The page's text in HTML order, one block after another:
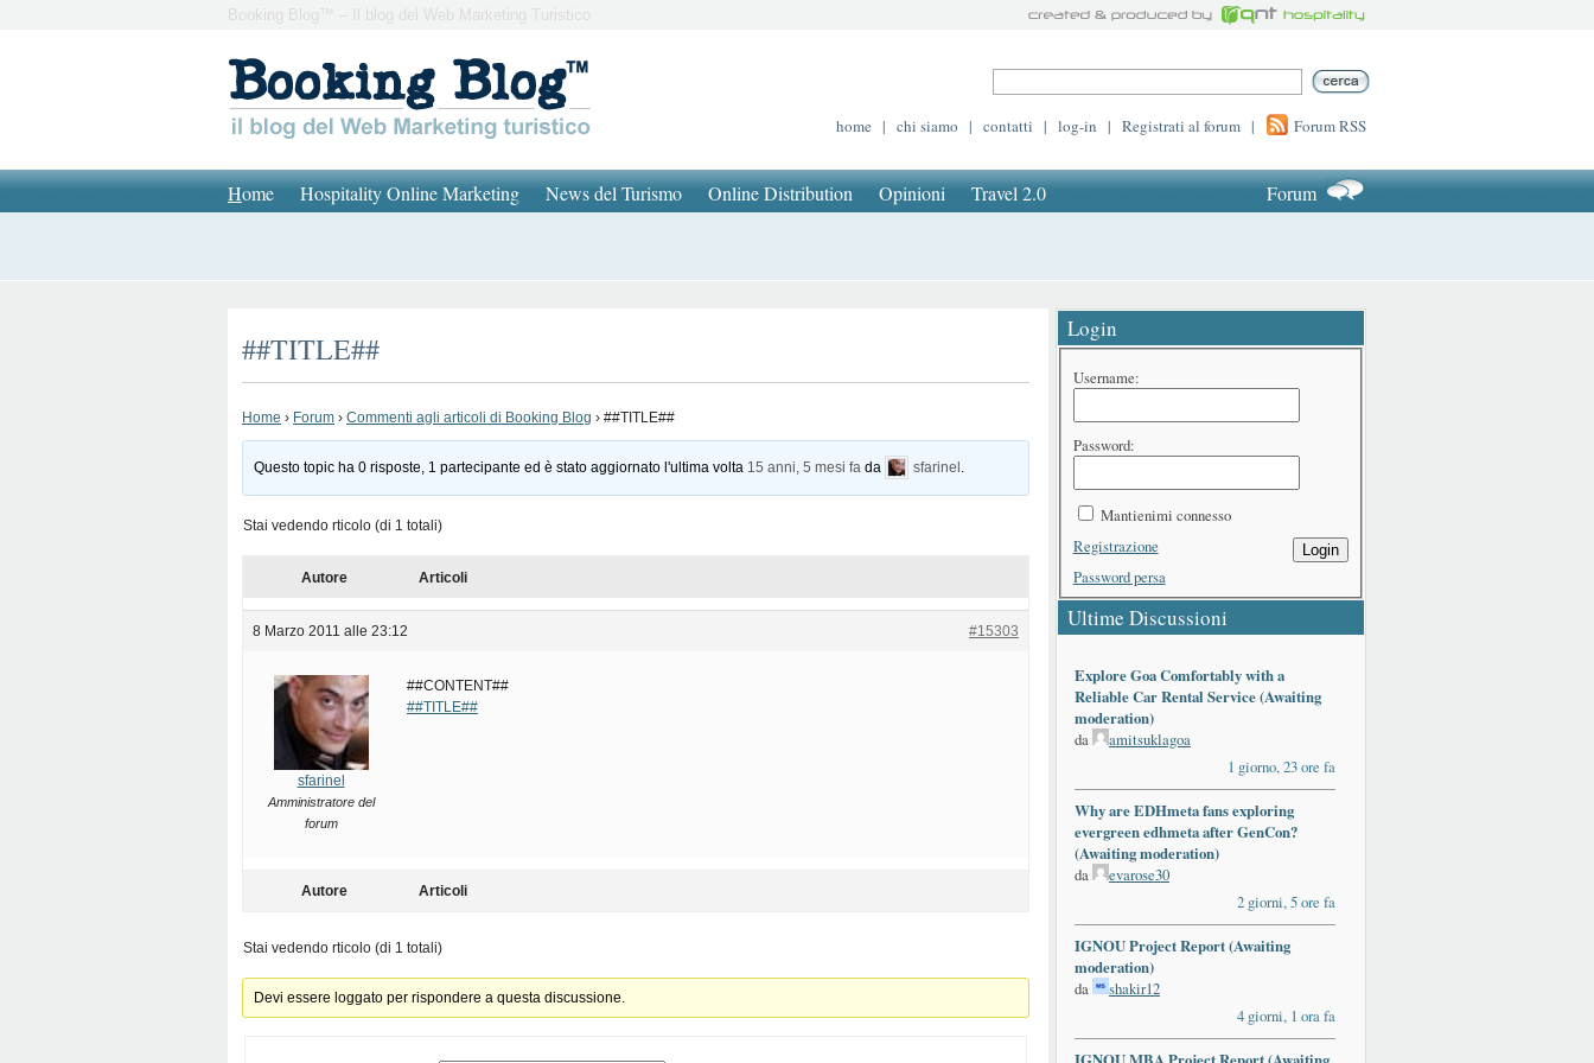
Booking Blog™ – Il blog del Web Marketing Turistico
home | chi siamo | contatti | log-in | Registrati al forum | Forum RSS
Home Hospitality Online Marketing News del Turismo Online Distribution Opinioni Travel 2.0 Forum
##TITLE##
Home › Forum › Commenti agli articoli di Booking Blog › ##TITLE##
Questo topic ha 0 risposte, 1 partecipante ed è stato aggiornato l'ultima volta 15 anni, 5 mesi fa da sfarinel
Stai vedendo rticolo (di 1 totali)
Autore Articoli
8 Marzo 2011 alle 23:12 #15303
sfarinel
Amministratore del
forum
##CONTENT##
##TITLE##
Autore Articoli
Stai vedendo rticolo (di 1 totali)
Devi essere loggato per rispondere a questa discussione.
Login
Username:
Password:
Mantienimi connesso
Login
Registrazione
Password persa
Ultime Discussioni
Explore Goa Comfortably with a
Reliable Car Rental Service (Awaiting
moderation)
da
amitsuklagoa
1 giorno, 23 ore fa
Why are EDHmeta fans exploring
evergreen edhmeta after GenCon?
(Awaiting moderation)
da
evarose30
2 giorni, 5 ore fa
IGNOU Project Report (Awaiting
moderation)
da
shakir12
4 giorni, 1 ora fa